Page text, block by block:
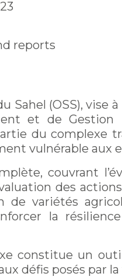
reports
Sahel (OSS), vise
et de Gestion
du complexe
vulnérable aux
couvrant
des
variétés
la
constitue un
défis posés par